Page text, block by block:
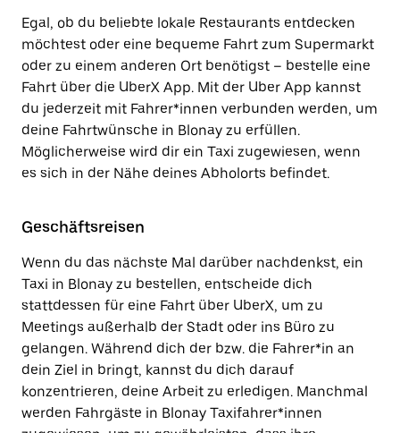
Egal, ob du beliebte lokale Restaurants entdecken
möchtest oder eine bequeme Fahrt zum Supermarkt
oder zu einem anderen Ort benötigst – bestelle eine
Fahrt über die UberX App. Mit der Uber App kannst
du jederzeit mit Fahrer*innen verbunden werden, um
deine Fahrtwünsche in Blonay zu erfüllen.
Möglicherweise wird dir ein Taxi zugewiesen, wenn
es sich in der Nähe deines Abholorts befindet.
Geschäftsreisen
Wenn du das nächste Mal darüber nachdenkst, ein
Taxi in Blonay zu bestellen, entscheide dich
stattdessen für eine Fahrt über UberX, um zu
Meetings außerhalb der Stadt oder ins Büro zu
gelangen. Während dich der bzw. die Fahrer*in an
dein Ziel in bringt, kannst du dich darauf
konzentrieren, deine Arbeit zu erledigen. Manchmal
werden Fahrgäste in Blonay Taxifahrer*innen